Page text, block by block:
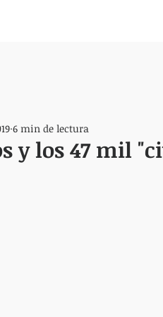
y los 47 mil
6 min de lectura